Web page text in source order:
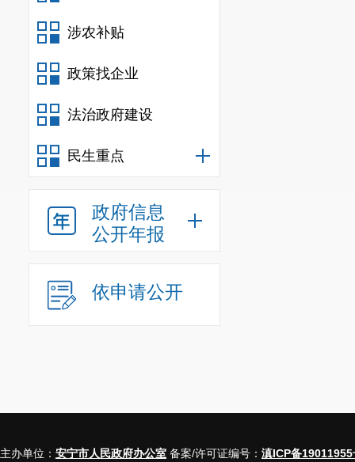
涉农补贴
政策找企业
法治政府建设
民生重点
政府信息
公开年报
依申请公开
主办单位： 安宁市人民政府办公室 备案/许可证编号： 滇ICP备